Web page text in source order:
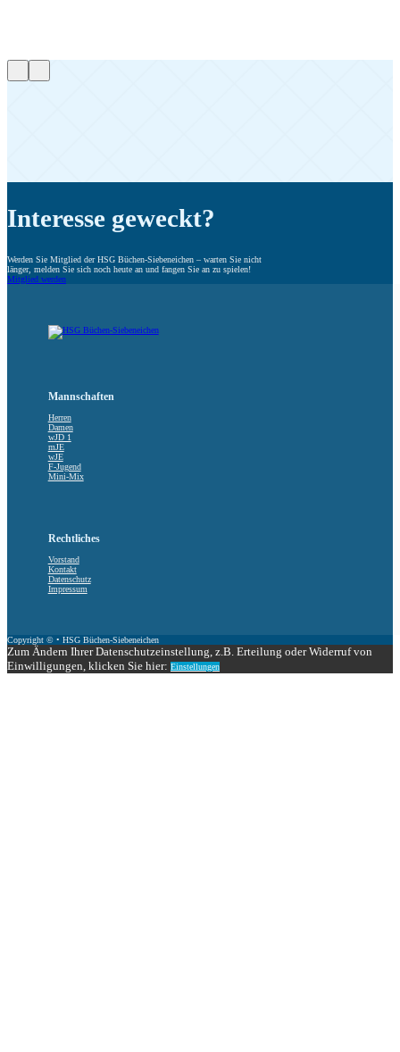
Interesse geweckt?
Werden Sie Mitglied der HSG Büchen-Siebeneichen – warten Sie nicht
länger, melden Sie sich noch heute an und fangen Sie an zu spielen!
Mitglied werden
Mannschaften
Herren
Damen
wJD 1
mJE
wJE
F-Jugend
Mini-Mix
Rechtliches
Vorstand
Kontakt
Datenschutz
Impressum
Copyright © • HSG Büchen-Siebeneichen
Zum Ändern Ihrer Datenschutzeinstellung, z.B. Erteilung oder Widerruf von
Einwilligungen, klicken Sie hier: Einstellungen